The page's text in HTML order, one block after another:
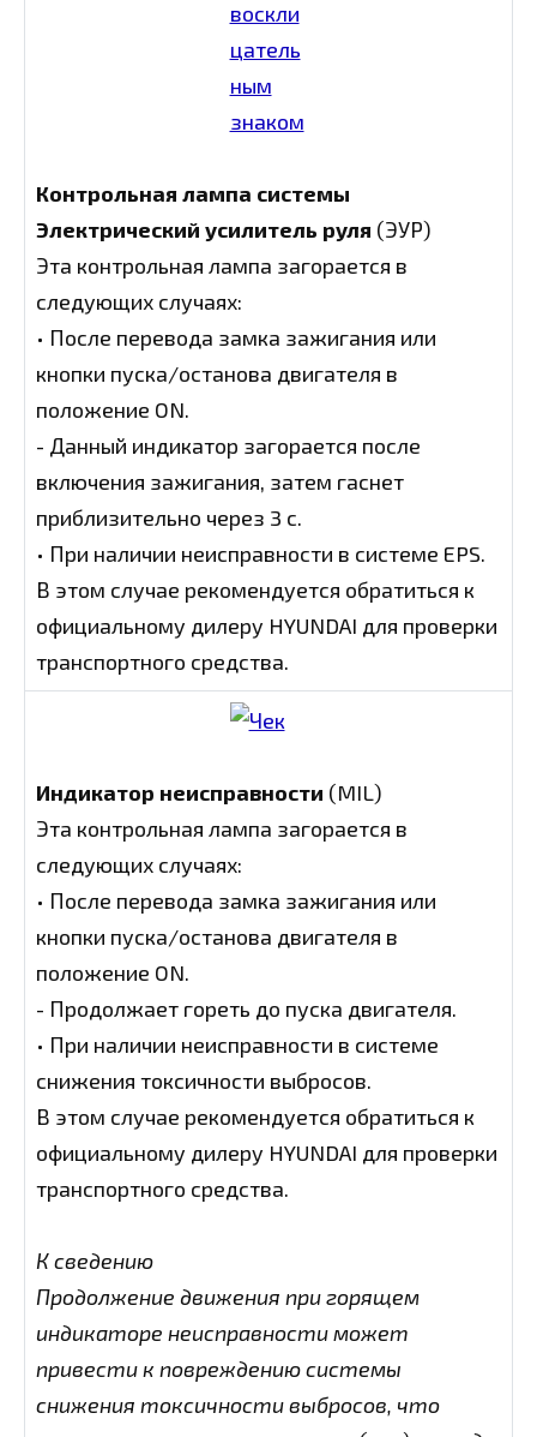
Контрольная лампа системы
Электрический усилитель руля (ЭУР)
Эта контрольная лампа загорается в
следующих случаях:
• После перевода замка зажигания или
кнопки пуска/останова двигателя в
положение ON.
- Данный индикатор загорается после
включения зажигания, затем гаснет
приблизительно через 3 с.
• При наличии неисправности в системе EPS.
В этом случае рекомендуется обратиться к
официальному дилеру HYUNDAI для проверки
транспортного средства.
Индикатор неисправности (MIL)
Эта контрольная лампа загорается в
следующих случаях:
• После перевода замка зажигания или
кнопки пуска/останова двигателя в
положение ON.
- Продолжает гореть до пуска двигателя.
• При наличии неисправности в системе
снижения токсичности выбросов.
В этом случае рекомендуется обратиться к
официальному дилеру HYUNDAI для проверки
транспортного средства.
К сведению
Продолжение движения при горящем
индикаторе неисправности может
привести к повреждению системы
снижения токсичности выбросов, что